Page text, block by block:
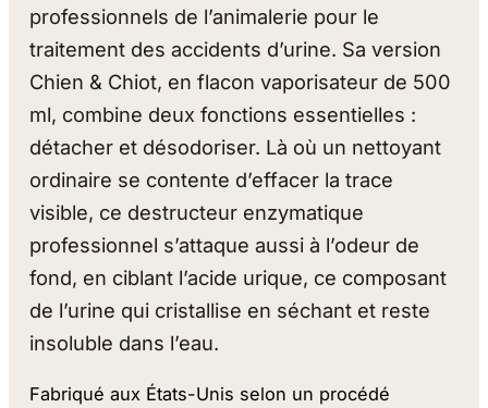
professionnels de l’animalerie pour le
traitement des accidents d’urine. Sa version
Chien & Chiot, en flacon vaporisateur de 500
ml, combine deux fonctions essentielles :
détacher et désodoriser. Là où un nettoyant
ordinaire se contente d’effacer la trace
visible, ce destructeur enzymatique
professionnel s’attaque aussi à l’odeur de
fond, en ciblant l’acide urique, ce composant
de l’urine qui cristallise en séchant et reste
insoluble dans l’eau.
Fabriqué aux États-Unis selon un procédé